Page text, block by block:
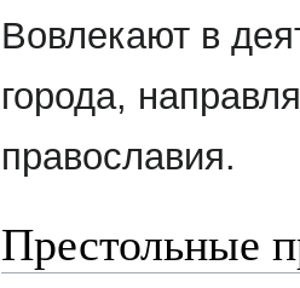
Вовлекают в
города,
православия.
Престольные